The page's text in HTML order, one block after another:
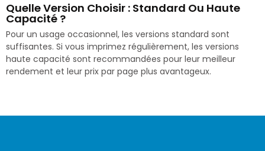
Quelle Version Choisir : Standard Ou Haute
Capacité ?
Pour un usage occasionnel, les versions standard sont
suffisantes. Si vous imprimez régulièrement, les versions
haute capacité sont recommandées pour leur meilleur
rendement et leur prix par page plus avantageux.